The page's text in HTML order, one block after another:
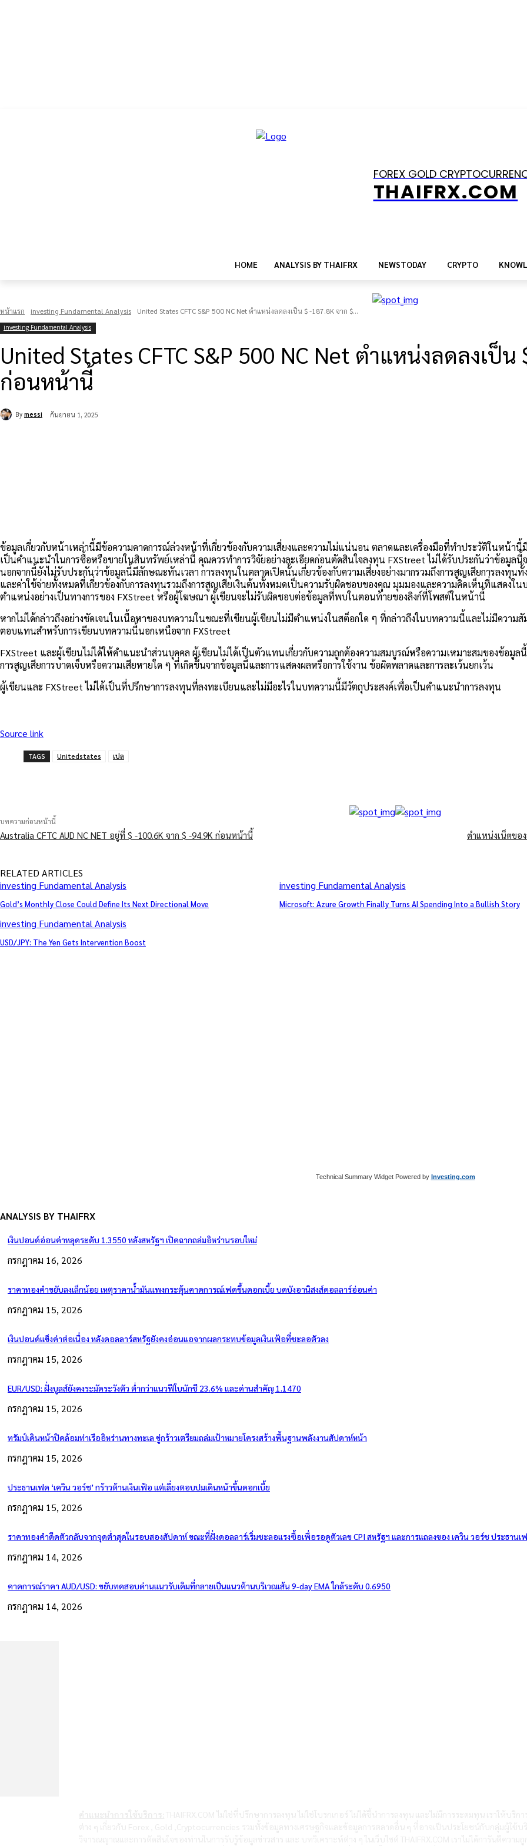
FOREX GOLD
THAIFRX.COM
HOME ANALYSIS BY THAIFRX NEWSTODAY CRYPTO
หน้าแรก investing Fundamental Analysis United States CFTC S&P 500 NC Net ตำแหน่งลดลงเป็น $ -187.8K จาก $...
investing Fundamental Analysis
United States CFTC S&P 500 NC Net ตำแหน่งลดลงเป็
ก่อนหน้านี้
By messi กันยายน 1, 2025
ข้อมูลเกี่ยวกับหน้าเหล่านี้มีข้อความคาดการณ์ล่วงหน้าที่เกี่ยวข้องกับความเสี่ยงและความไม่แน่นอน ตลาดและเครื่องมือที่ทำประวัติในหน้า
เป็นคำแนะนำในการซื้อหรือขายในสินทรัพย์เหล่านี้ คุณควรทำการวิจัยอย่างละเอียดก่อนตัดสินใจลงทุน FXStreet ไม่ได้รับประกันว่าข้อมูล
นอกจากนี้ยังไม่รับประกันว่าข้อมูลนี้มีลักษณะทันเวลา การลงทุนในตลาดเปิดนั้นเกี่ยวข้องกับความเสี่ยงอย่างมากรวมถึงการสูญเสียการลงทุ
และค่าใช้จ่ายทั้งหมดที่เกี่ยวข้องกับการลงทุนรวมถึงการสูญเสียเงินต้นทั้งหมดเป็นความรับผิดชอบของคุณ มุมมองและความคิดเห็นที่แสดง
ตำแหน่งอย่างเป็นทางการของ FXStreet หรือผู้โฆษณา ผู้เขียนจะไม่รับผิดชอบต่อข้อมูลที่พบในตอนท้ายของลิงก์ที่โพสต์ในหน้านี้
หากไม่ได้กล่าวถึงอย่างชัดเจนในเนื้อหาของบทความในขณะที่เขียนผู้เขียนไม่มีตำแหน่งในสต็อกใด ๆ ที่กล่าวถึงในบทความนี้และไม่มีความ
ตอบแทนสำหรับการเขียนบทความนี้นอกเหนือจาก FXStreet
FXStreet และผู้เขียนไม่ได้ให้คำแนะนำส่วนบุคคล ผู้เขียนไม่ได้เป็นตัวแทนเกี่ยวกับความถูกต้องความสมบูรณ์หรือความเหมาะสมของข้อมู
การสูญเสียการบาดเจ็บหรือความเสียหายใด ๆ ที่เกิดขึ้นจากข้อมูลนี้และการแสดงผลหรือการใช้งาน ข้อผิดพลาดและการละเว้นยกเว้น
ผู้เขียนและ FXStreet ไม่ได้เป็นที่ปรึกษาการลงทุนที่ลงทะเบียนและไม่มีอะไรในบทความนี้มีวัตถุประสงค์เพื่อเป็นคำแนะนำการลงทุน
Source link
TAGS Unitedstates เปล
บทความก่อนหน้านี้
Australia CFTC AUD NC NET อยู่ที่ $ -100.6K จาก $ -94.9K ก่อนหน้านี้ ตำแหน่งเน็ตขอ
RELATED ARTICLES
investing Fundamental Analysis
Gold’s Monthly Close Could Define Its Next Directional Move
investing Fundamental Analysis
Microsoft: Azure Growth Finally Turns AI Spending Into a Bullish Story
investing Fundamental Analysis
USD/JPY: The Yen Gets Intervention Boost
Technical Summary Widget Powered by Investing.com
ANALYSIS BY THAIFRX
เงินปอนด์อ่อนค่าหลุดระดับ 1.3550 หลังสหรัฐฯ เปิดฉากถล่มอิหร่านรอบใหม่
กรกฎาคม 16, 2026
ราคาทองคำขยับลงเล็กน้อย เหตุราคาน้ำมันแพงกระตุ้นคาดการณ์เฟดขึ้นดอกเบี้ย บดบังอานิสงส์ดอลลาร์อ่อนค่า
กรกฎาคม 15, 2026
เงินปอนด์แข็งค่าต่อเนื่อง หลังดอลลาร์สหรัฐยังคงอ่อนแอจากผลกระทบข้อมูลเงินเฟ้อที่ชะลอตัวลง
กรกฎาคม 15, 2026
EUR/USD: ฝั่งบูลส์ยังคงระมัดระวังตัว ต่ำกว่าแนวฟีโบนักชี 23.6% และด่านสำคัญ 1.1470
กรกฎาคม 15, 2026
ทรัมป์เดินหน้าปิดล้อมท่าเรืออิหร่านทางทะเล ขู่กร้าวเตรียมถล่มเป้าหมายโครงสร้างพื้นฐานพลังงานสัปดาห์หน้า
กรกฎาคม 15, 2026
ประธานเฟด ‘เควิน วอร์ช’ กร้าวต้านเงินเฟ้อ แต่เลี่ยงตอบปมเดินหน้าขึ้นดอกเบี้ย
กรกฎาคม 15, 2026
ราคาทองคำดีดตัวกลับจากจุดต่ำสุดในรอบสองสัปดาห์ ขณะที่ฝั่งดอลลาร์เริ่มชะลอแรงซื้อเพื่อรอดูตัวเลข CPI สหรัฐฯ และการแถลงของ เควิน วอร์ช ประธานเ
กรกฎาคม 14, 2026
คาดการณ์ราคา AUD/USD: ขยับทดสอบด่านแนวรับเดิมที่กลายเป็นแนวต้านบริเวณเส้น 9-day EMA ใกล้ระดับ 0.6950
กรกฎาคม 14, 2026